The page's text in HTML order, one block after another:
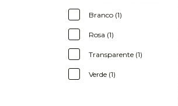
Branco (1)
Rosa (1)
Transparente (1)
Verde (1)